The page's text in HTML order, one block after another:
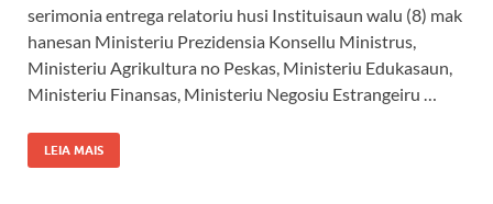
serimonia entrega relatoriu husi Instituisaun walu (8) mak
hanesan Ministeriu Prezidensia Konsellu Ministrus,
Ministeriu Agrikultura no Peskas, Ministeriu Edukasaun,
Ministeriu Finansas, Ministeriu Negosiu Estrangeiru …
LEIA MAIS